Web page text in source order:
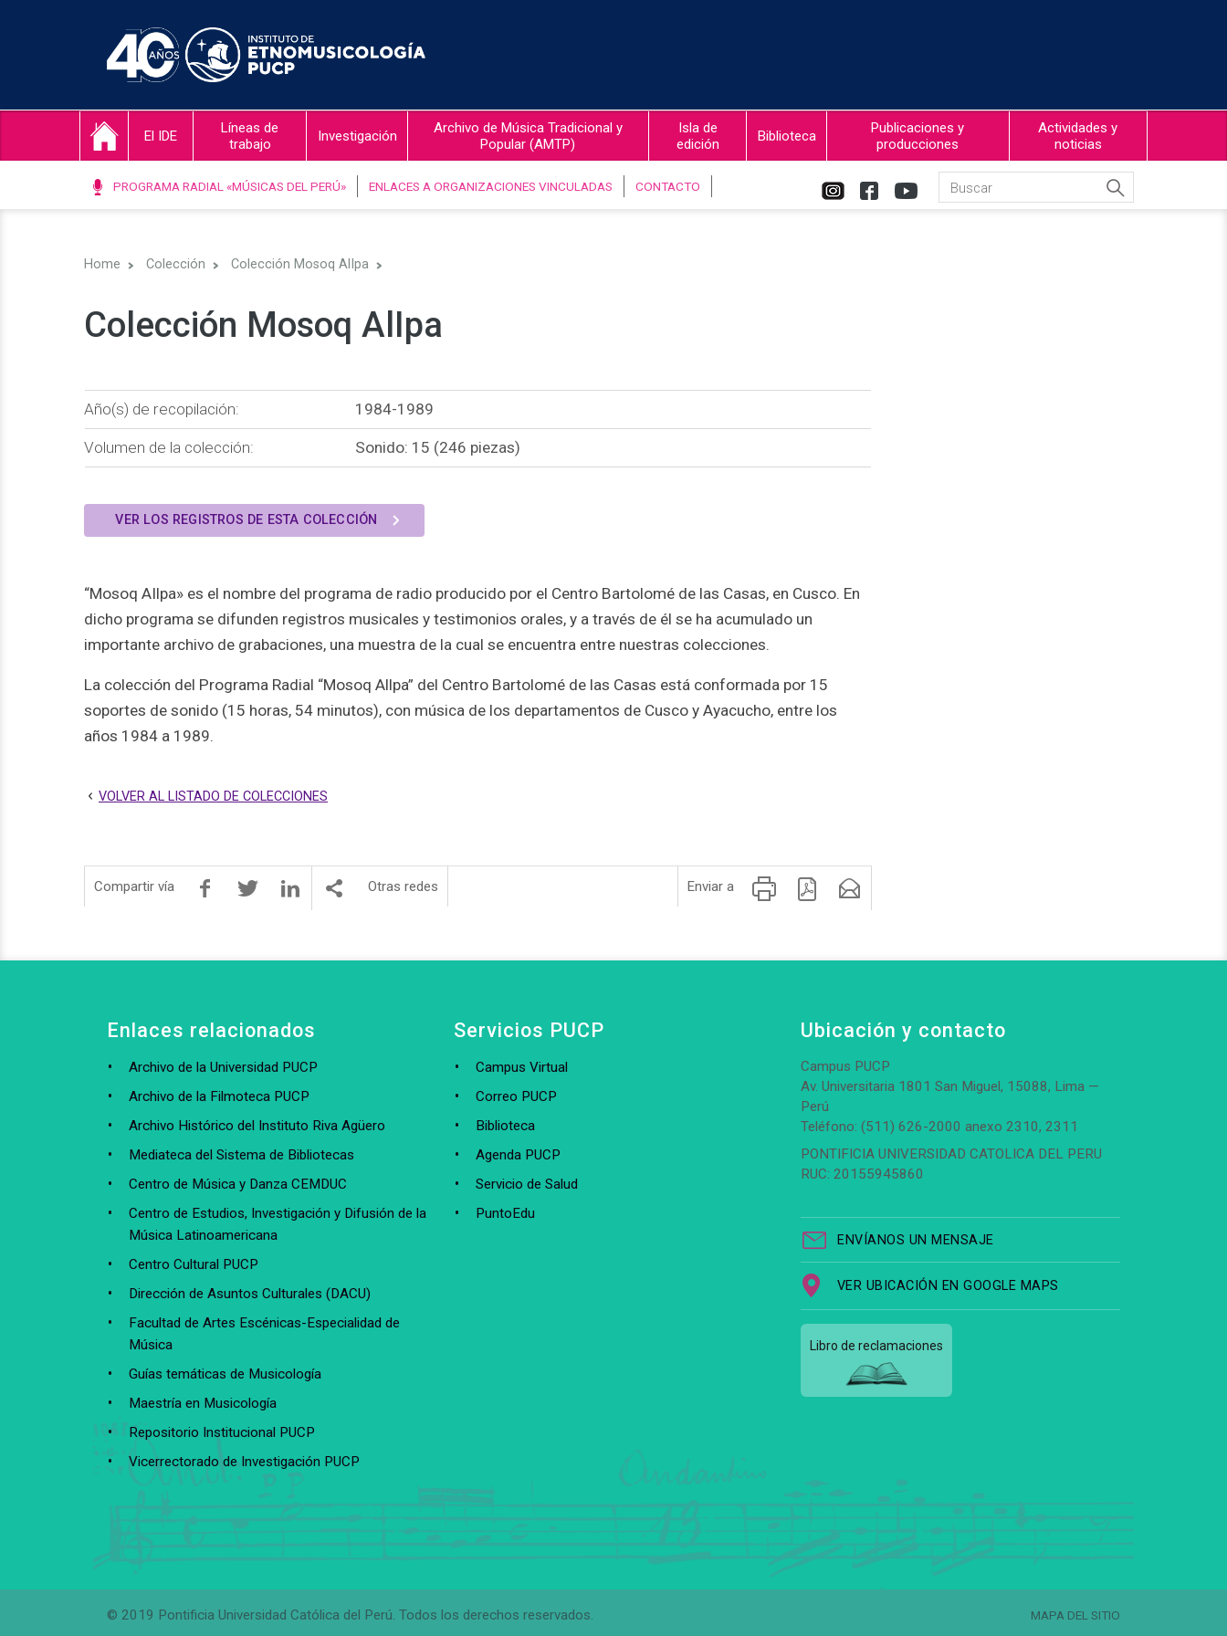
El IDE
Líneas de
trabajo
Investigación
Archivo de Música Tradicional y
Popular (AMTP)
Isla de
edición
Biblioteca
Publicaciones y
producciones
Actividades y
noticias
PROGRAMA RADIAL «MÚSICAS DEL PERÚ» ENLACES A ORGANIZACIONES VINCULADAS CONTACTO
Home Colección Colección Mosoq AlIpa
Colección Mosoq AlIpa
Año(s) de recopilación: 1984-1989
Volumen de la colección: Sonido: 15 (246 piezas)
VER LOS REGISTROS DE ESTA COLECCIÓN
“Mosoq AIlpa» es el nombre del programa de radio producido por el Centro Bartolomé de las Casas, en Cusco. En
dicho programa se difunden registros musicales y testimonios orales, y a través de él se ha acumulado un
importante archivo de grabaciones, una muestra de la cual se encuentra entre nuestras colecciones.
La colección del Programa Radial “Mosoq Allpa” del Centro Bartolomé de las Casas está conformada por 15
soportes de sonido (15 horas, 54 minutos), con música de los departamentos de Cusco y Ayacucho, entre los
años 1984 a 1989.
VOLVER AL LISTADO DE COLECCIONES
Compartir vía Otras redes Enviar a
Enlaces relacionados
Archivo de la Universidad PUCP
Archivo de la Filmoteca PUCP
Archivo Histórico del Instituto Riva Agüero
Mediateca del Sistema de Bibliotecas
Centro de Música y Danza CEMDUC
Centro de Estudios, Investigación y Difusión de la
Música Latinoamericana
Centro Cultural PUCP
Dirección de Asuntos Culturales (DACU)
Facultad de Artes Escénicas-Especialidad de
Música
Guías temáticas de Musicología
Maestría en Musicología
Repositorio Institucional PUCP
Vicerrectorado de Investigación PUCP
Servicios PUCP
Campus Virtual
Correo PUCP
Biblioteca
Agenda PUCP
Servicio de Salud
PuntoEdu
Ubicación y contacto
Campus PUCP
Av. Universitaria 1801 San Miguel, 15088, Lima —
Perú
Teléfono: (511) 626-2000 anexo 2310, 2311
PONTIFICIA UNIVERSIDAD CATOLICA DEL PERU
RUC: 20155945860
ENVÍANOS UN MENSAJE
VER UBICACIÓN EN GOOGLE MAPS
Libro de reclamaciones
© 2019 Pontificia Universidad Católica del Perú. Todos los derechos reservados. MAPA DEL SITIO